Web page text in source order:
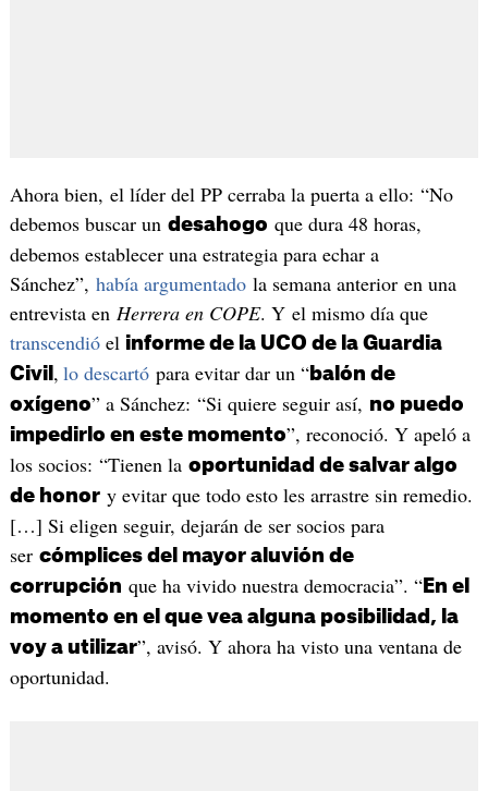
Ahora bien, el líder del PP cerraba la puerta a ello: “No
debemos buscar un desahogo que dura 48 horas,
debemos establecer una estrategia para echar a
Sánchez”, había argumentadola semana anterior en una
entrevista en Herrera en COPE. Y el mismo día que
transcendióel informe de la UCO de la Guardia
Civil , lo descartópara evitar dar un “balón de
oxígeno” a Sánchez: “Si quiere seguir así, no puedo
impedirlo en este momento”, reconoció. Y apeló a
los socios: “Tienen la oportunidad de salvar algo
de honory evitar que todo esto les arrastre sin remedio.
[…] Si eligen seguir, dejarán de ser socios para
ser cómplices del mayor aluvión de
corrupción que ha vivido nuestra democracia”. “En el
momento en el que vea alguna posibilidad, la
voy a utilizar”, avisó. Y ahora ha visto una ventana de
oportunidad.